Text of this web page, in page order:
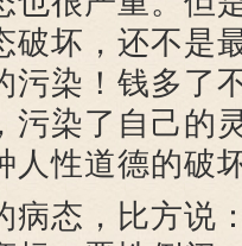
破坏，还不是
污染！钱多了
污染了自己的
人性道德的破
态，比方说